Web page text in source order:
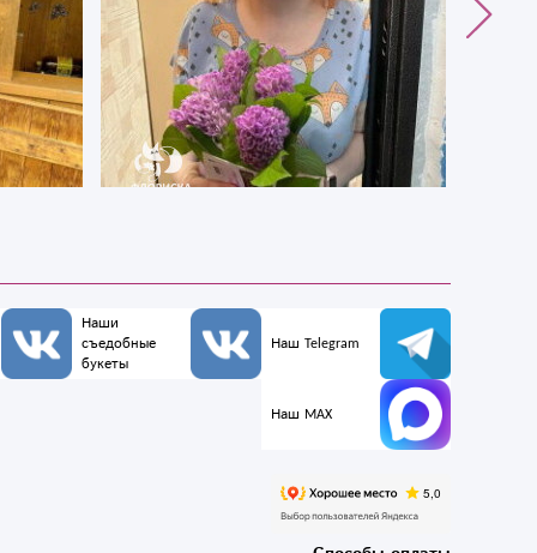
Наши
съедобные
букеты
Наш Telegram
Наш MAX